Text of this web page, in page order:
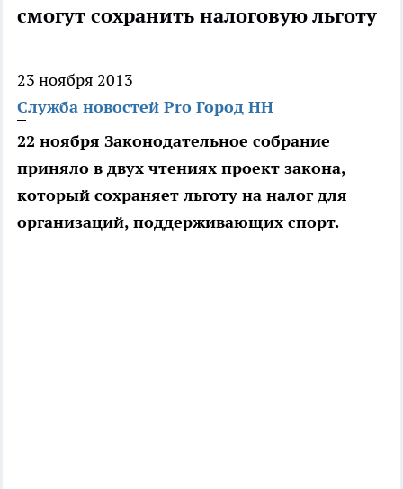
смогут сохранить налоговую льготу
23 ноября 2013
Служба новостей Pro Город НН
22 ноября Законодательное собрание
приняло в двух чтениях проект закона,
который сохраняет льготу на налог для
организаций, поддерживающих спорт.